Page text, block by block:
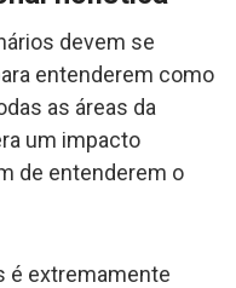
devem se
entenderem como
as áreas da
um impacto
de entenderem o
é extremamente